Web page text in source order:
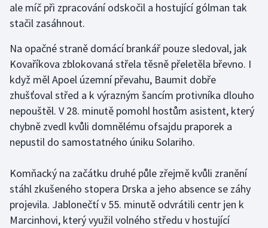
Motorsport
Olympijské hry
Parasport
Plavání
Plážový volejbal
Rychlobruslení
Rychlostní kanoistika
ale míč při zpracování odskočil a hostující gólman tak
stačil zasáhnout.
Na opačné straně domácí brankář pouze sledoval, jak
Kovaříkova zblokovaná střela těsně přeletěla břevno. I
když měl Apoel územní převahu, Baumit dobře
zhušťoval střed a k výrazným šancím protivníka dlouho
nepouštěl. V 28. minutě pomohl hostům asistent, který
chybně zvedl kvůli domnělému ofsajdu praporek a
nepustil do samostatného úniku Solariho.
Komňacký na začátku druhé půle zřejmě kvůli zranění
stáhl zkušeného stopera Drska a jeho absence se záhy
projevila. Jablonečtí v 55. minutě odvrátili centr jen k
Marcinhovi, který využil volného středu v hostující